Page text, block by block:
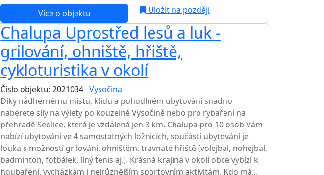
Více o objektu Uložit na později
Chalupa Uprostřed lesů a luk -
grilování, ohniště, hřiště,
cykloturistika v okolí
Číslo objektu: 2021034 Vysočina
Díky nádhernému místu, klidu a pohodlném ubytování snadno
naberete síly na výlety po kouzelné Vysočině nebo pro rybaření na
přehradě Sedlice, která je vzdálená jen 3 km. Chalupa pro 10 osob Vám
nabízí ubytování ve 4 samostatných ložnicích, součástí ubytování je
louka s možností grilování, ohništěm, travnaté hřiště (volejbal, nohejbal,
badminton, fotbálek, líný tenis aj.). Krásná krajina v okolí obce vybízí k
houbaření, vycházkám i nejrůznějším sportovním aktivitám. Kdo má...